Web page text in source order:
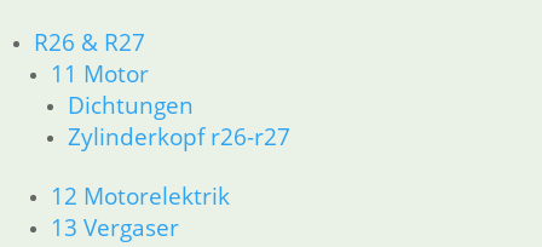
R26 & R27
11 Motor
Dichtungen
Zylinderkopf r26-r27
12 Motorelektrik
13 Vergaser
R80 Basic
R80R bis R100R und Mystic
Ersatzteile